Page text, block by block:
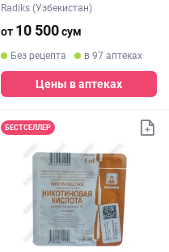
Radiks (Узбекистан)
от 10 500сум
Без рецепта в 97 аптеках
Цены в аптеках
БЕСТСЕЛЛЕР